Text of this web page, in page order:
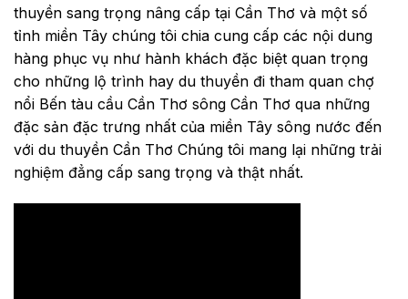
thuyền sang trọng nâng cấp tại Cần Thơ và một số
tỉnh miền Tây chúng tôi chia cung cấp các nội dung
hàng phục vụ như hành khách đặc biệt quan trọng
cho những lộ trình hay du thuyền đi tham quan chợ
nổi Bến tàu cầu Cần Thơ sông Cần Thơ qua những
đặc sản đặc trưng nhất của miền Tây sông nước đến
với du thuyền Cần Thơ Chúng tôi mang lại những trải
nghiệm đẳng cấp sang trọng và thật nhất.